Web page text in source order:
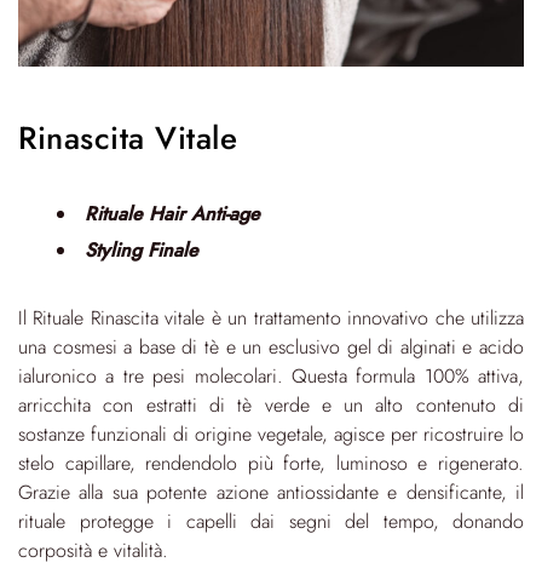
Rinascita Vitale
Rituale Hair Anti-age
Styling Finale
Il Rituale Rinascita vitale è un trattamento innovativo che utilizza
una cosmesi a base di tè e un esclusivo gel di alginati e acido
ialuronico a tre pesi molecolari. Questa formula 100% attiva,
arricchita con estratti di tè verde e un alto contenuto di
sostanze funzionali di origine vegetale, agisce per ricostruire lo
stelo capillare, rendendolo più forte, luminoso e rigenerato.
Grazie alla sua potente azione antiossidante e densificante, il
rituale protegge i capelli dai segni del tempo, donando
corposità e vitalità.